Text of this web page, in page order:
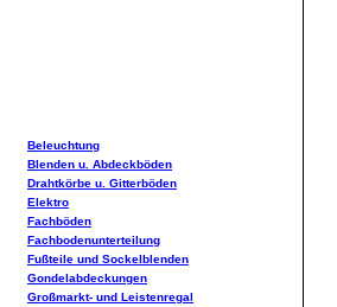
Beleuchtung
Blenden u. Abdeckböden
Drahtkörbe u. Gitterböden
Elektro
Fachböden
Fachbodenunterteilung
Fußteile und Sockelblenden
Gondelabdeckungen
Großmarkt- und Leistenregal